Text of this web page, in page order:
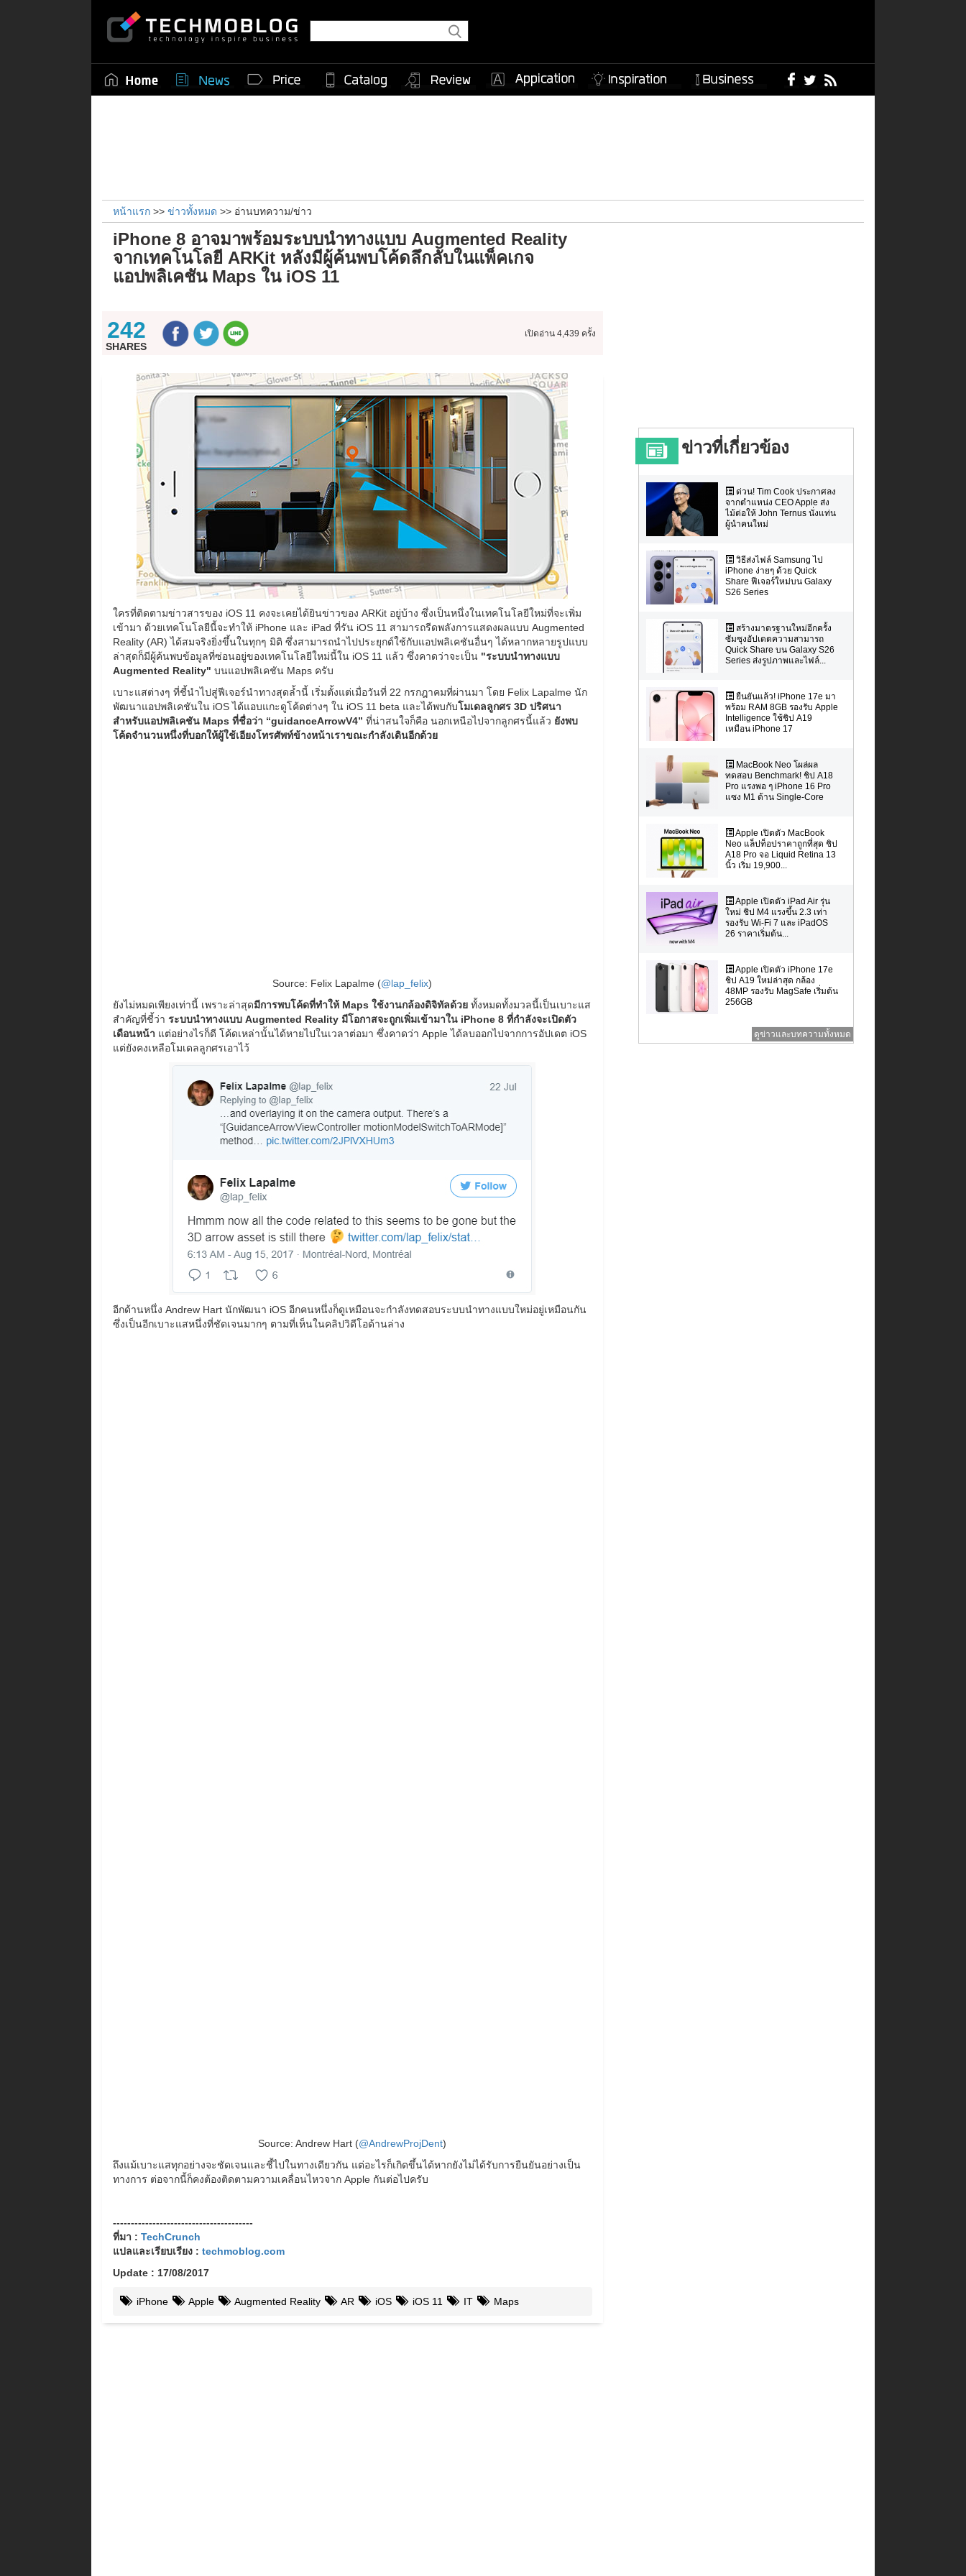
หน้าแรก >> ข่าวทั้งหมด >> อ่านบทความ/ข่าว
iPhone 8 อาจมาพร้อมระบบนำทางแบบ Augmented Reality
จากเทคโนโลยี ARKit หลังมีผู้ค้นพบโค้ดลึกลับในแพ็คเกจ
แอปพลิเคชัน Maps ใน iOS 11
242
SHARES
เปิดอ่าน 4,439 ครั้ง
ใครที่ติดตามข่าวสารของ iOS 11 คงจะเคยได้ยินข่าวของ ARKit อยู่บ้าง ซึ่งเป็นหนึ่งในเทคโนโลยีใหม่ที่จะเพิ่ม
เข้ามา ด้วยเทคโนโลยีนี้จะทำให้ iPhone และ iPad ที่รัน iOS 11 สามารถรีดพลังการแสดงผลแบบ Augmented
Reality (AR) ได้สมจริงยิ่งขึ้นในทุกๆ มิติ ซึ่งสามารถนำไปประยุกต์ใช้กับแอปพลิเคชันอื่นๆ ได้หลากหลายรูปแบบ
ล่าสุดก็มีผู้ค้นพบข้อมูลที่ซ่อนอยู่ของเทคโนโลยีใหม่นี้ใน iOS 11 แล้ว ซึ่งคาดว่าจะเป็น "ระบบนำทางแบบ
Augmented Reality" บนแอปพลิเคชัน Maps ครับ
เบาะแสต่างๆ ที่ชี้นำไปสู่ฟีเจอร์นำทางสุดล้ำนี้ เริ่มตั้งแต่เมื่อวันที่ 22 กรกฎาคมที่ผ่านมา โดย Felix Lapalme นัก
พัฒนาแอปพลิเคชันใน iOS ได้แอบแกะดูโค้ดต่างๆ ใน iOS 11 beta และได้พบกับโมเดลลูกศร 3D ปริศนา
สำหรับแอปพลิเคชัน Maps ที่ชื่อว่า “guidanceArrowV4” ที่น่าสนใจก็คือ นอกเหนือไปจากลูกศรนี้แล้ว ยังพบ
โค้ดจำนวนหนึ่งที่บอกให้ผู้ใช้เอียงโทรศัพท์ข้างหน้าเราขณะกำลังเดินอีกด้วย
Source: Felix Lapalme (@lap_felix)
ยังไม่หมดเพียงเท่านี้ เพราะล่าสุดมีการพบโค้ดที่ทำให้ Maps ใช้งานกล้องดิจิทัลด้วย ทั้งหมดทั้งมวลนี้เป็นเบาะแส
สำคัญที่ชี้ว่า ระบบนำทางแบบ Augmented Reality มีโอกาสจะถูกเพิ่มเข้ามาใน iPhone 8 ที่กำลังจะเปิดตัว
เดือนหน้า แต่อย่างไรก็ดี โค้ดเหล่านั้นได้หายไปในเวลาต่อมา ซึ่งคาดว่า Apple ได้ลบออกไปจากการอัปเดต iOS
แต่ยังคงเหลือโมเดลลูกศรเอาไว้
อีกด้านหนึ่ง Andrew Hart นักพัฒนา iOS อีกคนหนึ่งก็ดูเหมือนจะกำลังทดสอบระบบนำทางแบบใหม่อยู่เหมือนกัน
ซึ่งเป็นอีกเบาะแสหนึ่งที่ชัดเจนมากๆ ตามที่เห็นในคลิปวิดีโอด้านล่าง
Source: Andrew Hart (@AndrewProjDent)
ถึงแม้เบาะแสทุกอย่างจะชัดเจนและชี้ไปในทางเดียวกัน แต่อะไรก็เกิดขึ้นได้หากยังไม่ได้รับการยืนยันอย่างเป็น
ทางการ ต่อจากนี้ก็คงต้องติดตามความเคลื่อนไหวจาก Apple กันต่อไปครับ
---------------------------------------
ที่มา : TechCrunch
แปลและเรียบเรียง : techmoblog.com
Update : 17/08/2017
iPhone Apple Augmented Reality AR iOS iOS 11 IT Maps
ข่าวที่เกี่ยวข้อง
ด่วน! Tim Cook ประกาศลง
จากตำแหน่ง CEO Apple ส่ง
ไม้ต่อให้ John Ternus นั่งแท่น
ผู้นำคนใหม่
วิธีส่งไฟล์ Samsung ไป
iPhone ง่ายๆ ด้วย Quick
Share ฟีเจอร์ใหม่บน Galaxy
S26 Series
สร้างมาตรฐานใหม่อีกครั้ง
ซัมซุงอัปเดตความสามารถ
Quick Share บน Galaxy S26
Series ส่งรูปภาพและไฟล์...
ยืนยันแล้ว! iPhone 17e มา
พร้อม RAM 8GB รองรับ Apple
Intelligence ใช้ชิป A19
เหมือน iPhone 17
MacBook Neo โผล่ผล
ทดสอบ Benchmark! ชิป A18
Pro แรงพอ ๆ iPhone 16 Pro
แซง M1 ด้าน Single-Core
Apple เปิดตัว MacBook
Neo แล็ปท็อปราคาถูกที่สุด ชิป
A18 Pro จอ Liquid Retina 13
นิ้ว เริ่ม 19,900...
Apple เปิดตัว iPad Air รุ่น
ใหม่ ชิป M4 แรงขึ้น 2.3 เท่า
รองรับ Wi-Fi 7 และ iPadOS
26 ราคาเริ่มต้น...
Apple เปิดตัว iPhone 17e
ชิป A19 ใหม่ล่าสุด กล้อง
48MP รองรับ MagSafe เริ่มต้น
256GB
ดูข่าวและบทความทั้งหมด